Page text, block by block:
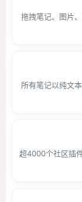
拖拽笔记、图片
所有笔记以纯文
超4000个社区插